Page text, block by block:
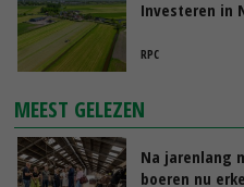
Investeren in
RPC
MEEST GELEZEN
Na jarenlang
boeren nu